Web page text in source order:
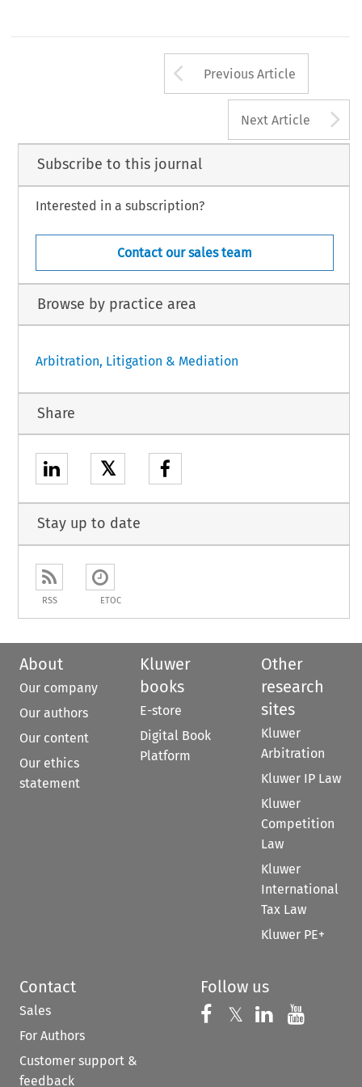
Arrow button
Previous Article
Next Article
Subscribe to this journal
Interested in a subscription?
Contact our sales team
Browse by practice area
Arbitration, Litigation & Mediation
Share
𝕏
Stay up to date
RSS ETOC
About
Our company
Our authors
Our content
Our ethics
statement
Kluwer
books
E-store
Digital Book
Platform
Other
research
sites
Kluwer
Arbitration
Kluwer IP Law
Kluwer
Competition
Law
Kluwer
International
Tax Law
Kluwer PE+
Contact
Sales
For Authors
Customer support &
feedback
Follow us
Follow us on
𝕏 Follow us on
Follow us